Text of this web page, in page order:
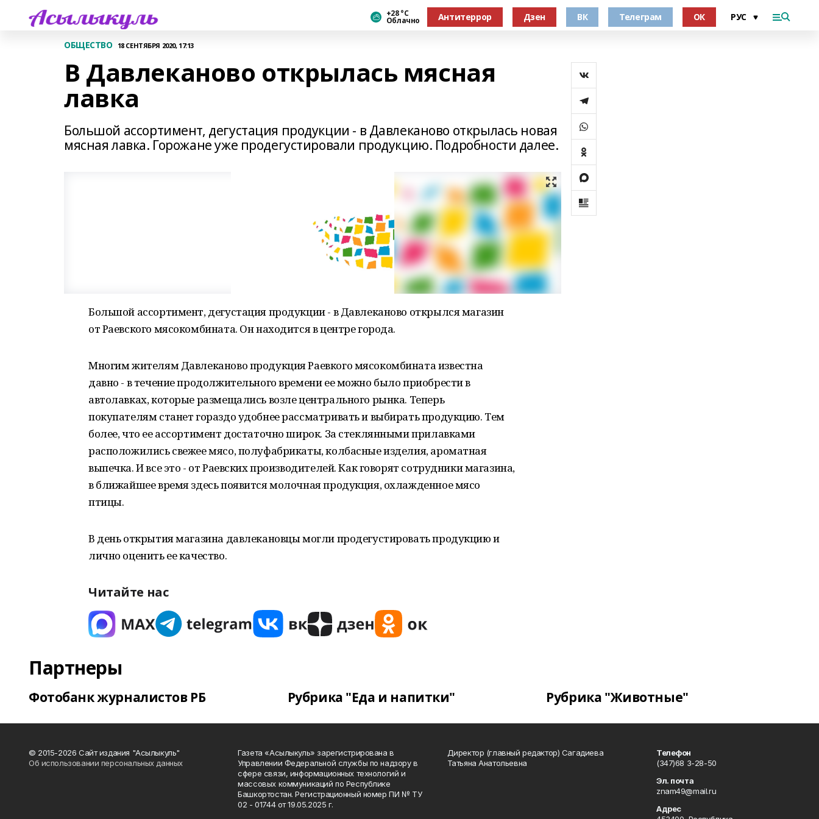
+28 °С
Облачно Антитеррор Дзен ВК Телеграм ОК
ОБЩЕСТВО 18 СЕНТЯБРЯ 2020, 17:13
В Давлеканово открылась мясная
лавка
Большой ассортимент, дегустация продукции - в Давлеканово открылась новая
мясная лавка. Горожане уже продегустировали продукцию. Подробности далее.
Большой ассортимент, дегустация продукции - в Давлеканово открылся магазин
от Раевского мясокомбината. Он находится в центре города.
Многим жителям Давлеканово продукция Раевкого мясокомбината известна
давно - в течение продолжительного времени ее можно было приобрести в
автолавках, которые размещались возле центрального рынка. Теперь
покупателям станет гораздо удобнее рассматривать и выбирать продукцию. Тем
более, что ее ассортимент достаточно широк. За стеклянными прилавками
расположились свежее мясо, полуфабрикаты, колбасные изделия, ароматная
выпечка. И все это - от Раевских производителей. Как говорят сотрудники магазина,
в ближайшее время здесь появится молочная продукция, охлажденное мясо
птицы.
В день открытия магазина давлекановцы могли продегустировать продукцию и
лично оценить ее качество.
Читайте нас
Партнеры
Фотобанк журналистов РБ Рубрика "Еда и напитки" Рубрика "Животные"
© 2015-2026 Сайт издания "Асылыкуль"
Об использовании персональных данных
Газета «Асылыкуль» зарегистрирована в
Управлении Федеральной службы по надзору в
сфере связи, информационных технологий и
массовых коммуникаций по Республике
Башкортостан. Регистрационный номер ПИ № ТУ
02 - 01744 от 19.05.2025 г.
Директор (главный редактор) Сагадиева
Татьяна Анатольевна
Телефон
(347)68 3-28-50
Эл. почта
znam49@mail.ru
Адрес